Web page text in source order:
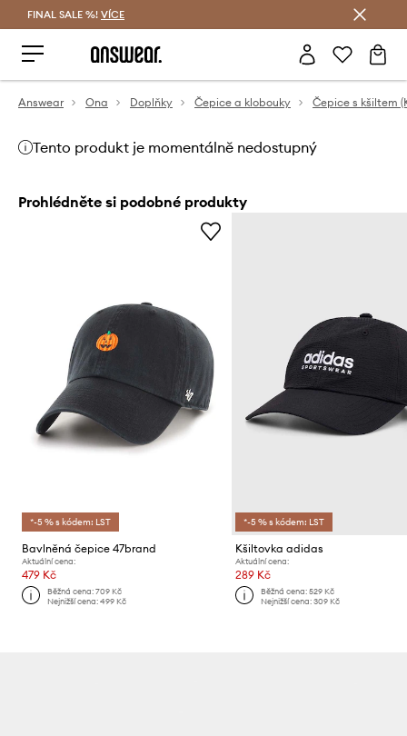
FINAL SALE %! VÍCE
Answear Ona Doplňky Čepice a klobouky Čepice s kšiltem
Tento produkt je momentálně nedostupný
Prohlédněte si podobné produkty
*-5 % s kódem: LST
Bavlněná čepice 47brand
Aktuální cena:
479 Kč
Běžná cena:709 Kč
Nejnižší cena:499 Kč
*-5 % s kódem: LST
Kšiltovka adidas
Aktuální cena:
289 Kč
Běžná cena: 529 Kč
Nejnižší cena: 309 Kč